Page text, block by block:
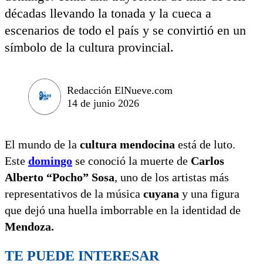
décadas llevando la tonada y la cueca a
escenarios de todo el país y se convirtió en un
símbolo de la cultura provincial.
Redacción ElNueve.com
14 de junio 2026
El mundo de la cultura mendocina está de luto.
Este domingo se conoció la muerte de Carlos
Alberto “Pocho” Sosa, uno de los artistas más
representativos de la música cuyana y una figura
que dejó una huella imborrable en la identidad de
Mendoza.
TE PUEDE INTERESAR